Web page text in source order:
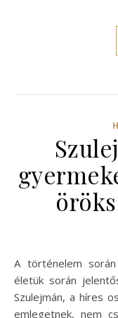
A történelem során számos olyan figura létezett, akik
életük során
Szulejmán, a híres
emlegetnek, nem